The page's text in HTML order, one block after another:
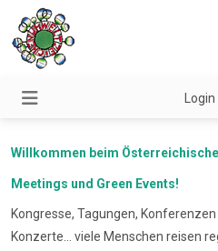
Login
Willkommen beim
Meetings und Green Events!
Kongresse, Tagungen,
Konzerte... viele Menschen reisen